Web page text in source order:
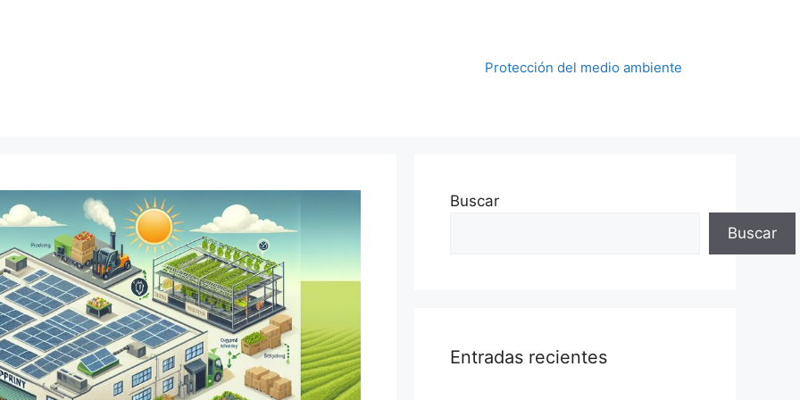
Protección del medio ambiente
Buscar
Buscar
Entradas recientes